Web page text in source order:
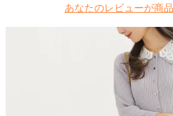
あなたのレビューが商